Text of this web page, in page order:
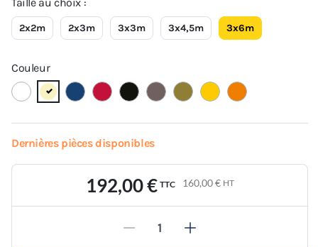
Taille au choix :
2x2m 2x3m 3x3m 3x4,5m 3x6m
Couleur
Dernières pièces disponibles
192,00 € TTC 160,00 € HT
- +